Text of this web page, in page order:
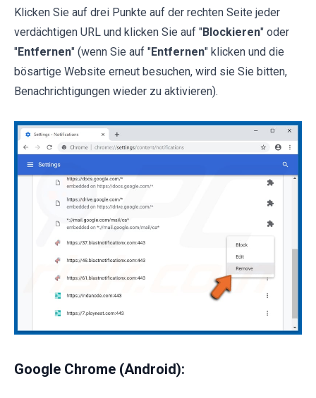
Klicken Sie auf drei Punkte auf der rechten Seite jeder
verdächtigen URL und klicken Sie auf "Blockieren" oder
"Entfernen" (wenn Sie auf "Entfernen" klicken und die
bösartige Website erneut besuchen, wird sie Sie bitten,
Benachrichtigungen wieder zu aktivieren).
Google Chrome (Android):